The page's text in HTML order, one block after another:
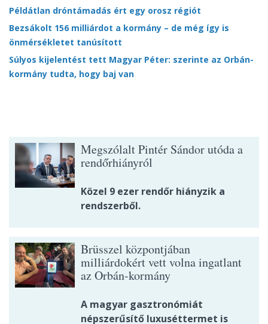
Példátlan dróntámadás ért egy orosz régiót
Bezsákolt 156 milliárdot a kormány – de még így is
önmérsékletet tanúsított
Súlyos kijelentést tett Magyar Péter: szerinte az Orbán-
kormány tudta, hogy baj van
Megszólalt Pintér Sándor utóda a
rendőrhiányról
Közel 9 ezer rendőr hiányzik a
rendszerből.
Brüsszel központjában
milliárdokért vett volna ingatlant
az Orbán-kormány
A magyar gasztronómiát
népszerűsítő luxuséttermet is